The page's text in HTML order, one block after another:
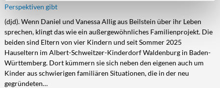
Perspektiven gibt
(djd). Wenn Daniel und Vanessa Allig aus Beilstein über ihr Leben
sprechen, klingt das wie ein außergewöhnliches Familienprojekt. Die
beiden sind Eltern von vier Kindern und seit Sommer 2025
Hauseltern im Albert-Schweitzer-Kinderdorf Waldenburg in Baden-
Württemberg. Dort kümmern sie sich neben den eigenen auch um
Kinder aus schwierigen familiären Situationen, die in der neu
gegründeten…